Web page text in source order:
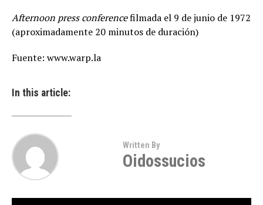
Afternoon press conferencefilmada el 9 de junio de 1972
(aproximadamente 20 minutos de duración)
Fuente: www.warp.la
In this article:
Written By
Oidossucios